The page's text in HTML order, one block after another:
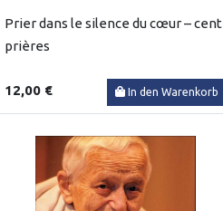
Prier dans le silence du cœur – cent
prières
12,00 € In den Warenkorb